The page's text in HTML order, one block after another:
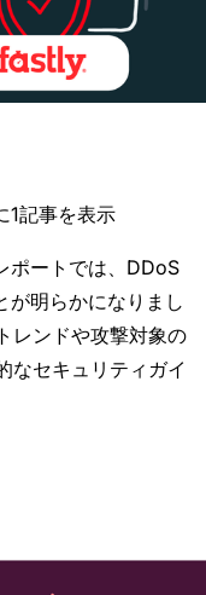
記事を表示
ートでは、DDoS
明らかになりまし
レンドや攻撃対象の
なセキュリティガイ